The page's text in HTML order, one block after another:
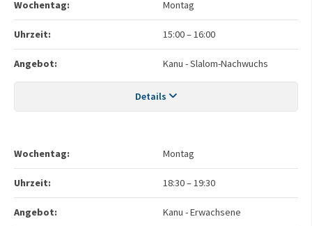
Wochentag: Montag
Uhrzeit: 15:00–16:00
Angebot: Kanu - Slalom-Nachwuchs
Details
Wochentag: Montag
Uhrzeit: 18:30–19:30
Angebot: Kanu - Erwachsene